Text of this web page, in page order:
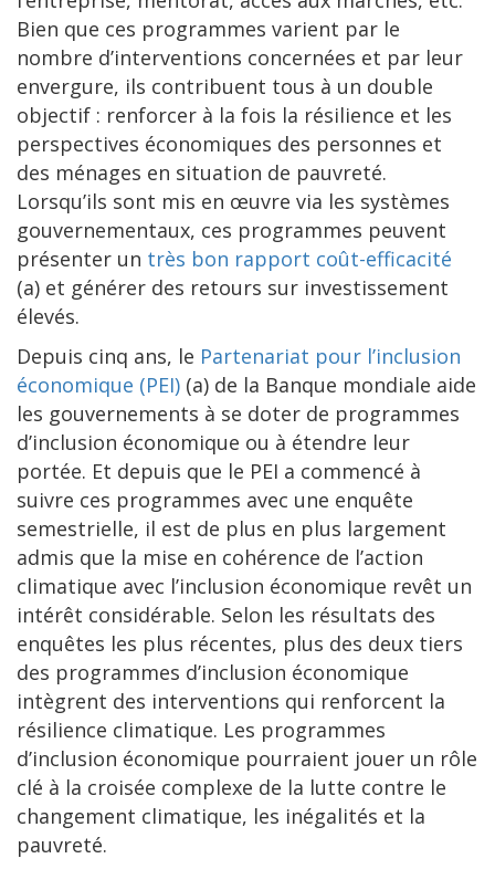
Bien que ces programmes varient par le
nombre d’interventions concernées et par leur
envergure, ils contribuent tous à un double
objectif : renforcer à la fois la résilience et les
perspectives économiques des personnes et
des ménages en situation de pauvreté.
Lorsqu’ils sont mis en œuvre via les systèmes
gouvernementaux, ces programmes peuvent
présenter un très bon rapport coût-efficacité
(a) et générer des retours sur investissement
élevés.
Depuis cinq ans, le Partenariat pour l’inclusion
économique (PEI) (a) de la Banque mondiale aide
les gouvernements à se doter de programmes
d’inclusion économique ou à étendre leur
portée. Et depuis que le PEI a commencé à
suivre ces programmes avec une enquête
semestrielle, il est de plus en plus largement
admis que la mise en cohérence de l’action
climatique avec l’inclusion économique revêt un
intérêt considérable. Selon les résultats des
enquêtes les plus récentes, plus des deux tiers
des programmes d’inclusion économique
intègrent des interventions qui renforcent la
résilience climatique. Les programmes
d’inclusion économique pourraient jouer un rôle
clé à la croisée complexe de la lutte contre le
changement climatique, les inégalités et la
pauvreté.